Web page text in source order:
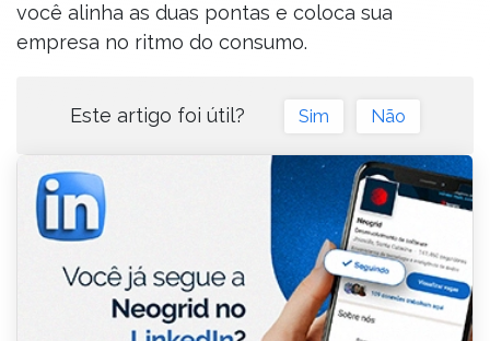
você alinha as duas pontas e coloca sua
empresa no ritmo do consumo.
Este artigo foi útil? Sim Não